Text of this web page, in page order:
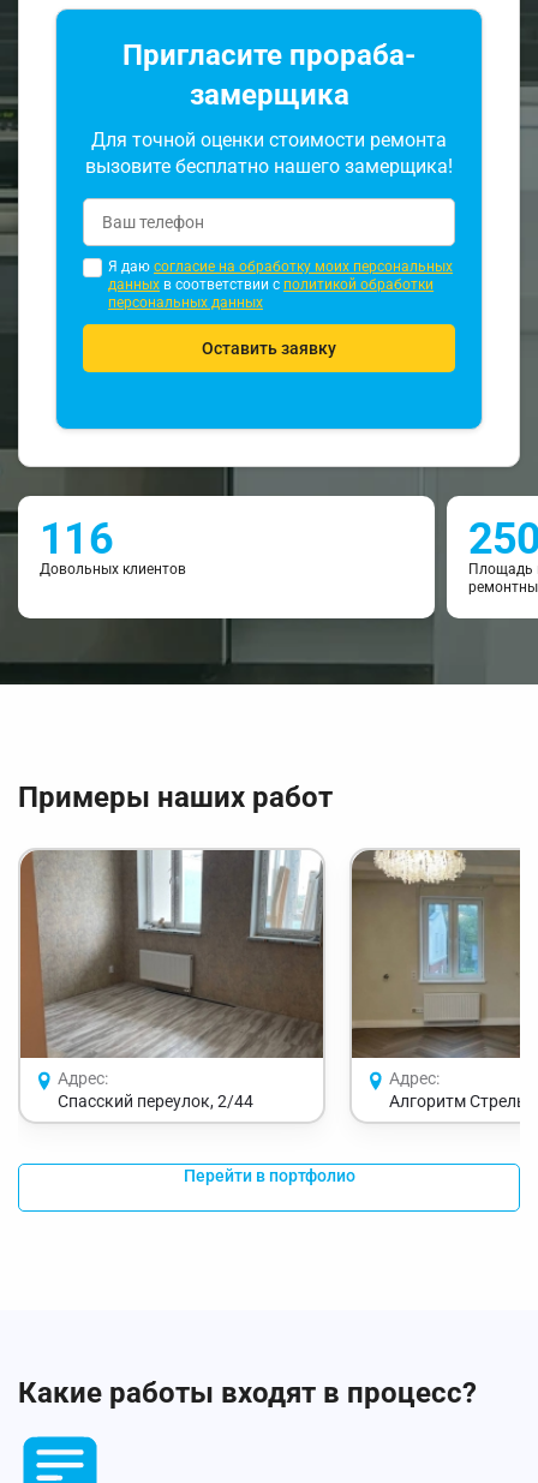
Пригласите прораба-
замерщика
Для точной оценки стоимости ремонта
вызовите бесплатно нашего замерщика!
Я даю согласие на обработку моих персональных
данных в соответствии с политикой обработки
персональных данных
Оставить заявку
116
Довольных клиентов
Площадь
Примеры наших работ
Адрес:
Спасский переулок, 2/44
Адрес:
Алгоритм
Перейти в портфолио
Какие работы входят в процесс?